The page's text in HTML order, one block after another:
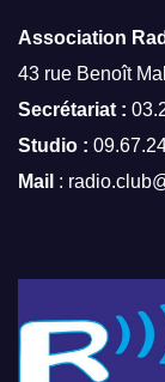
Association
43 rue Benoît
Secrétariat :
Studio :
Mail :